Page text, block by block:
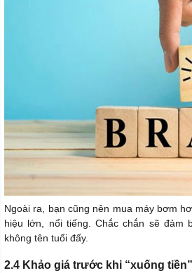
Ngoài ra, bạn cũng nên mua máy bơm
hiệu lớn, nổi tiếng. Chắc chắn sẽ đảm
không tên tuổi đấy.
2.4 Khảo giá trước khi “xuống tiền”